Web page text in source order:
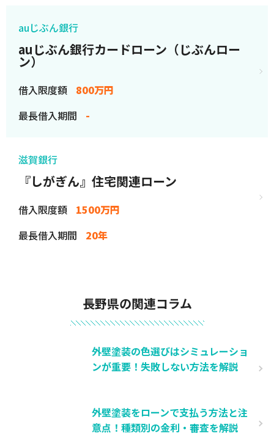
auじぶん銀行
auじぶん銀行カードローン（じぶんロー
ン）
借入限度額
800万円
最長借入期間
-
滋賀銀行
『しがぎん』住宅関連ローン
借入限度額
1500万円
最長借入期間
20年
長野県の関連コラム
外壁塗装の色選びはシミュレーショ
ンが重要！失敗しない方法を解説
外壁塗装をローンで支払う方法と注
意点！種類別の金利・審査を解説